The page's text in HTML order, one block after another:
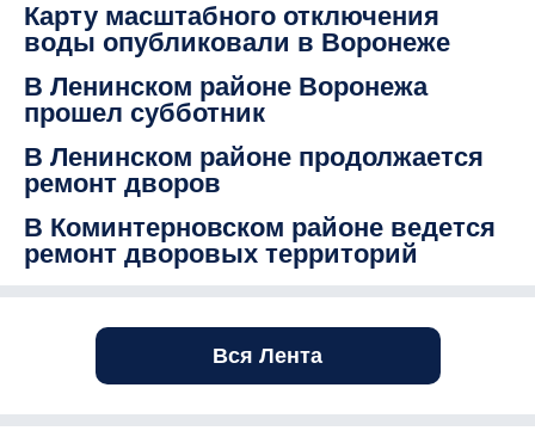
Карту масштабного отключения
воды опубликовали в Воронеже
В Ленинском районе Воронежа
прошел субботник
В Ленинском районе продолжается
ремонт дворов
В Коминтерновском районе ведется
ремонт дворовых территорий
Вся Лента